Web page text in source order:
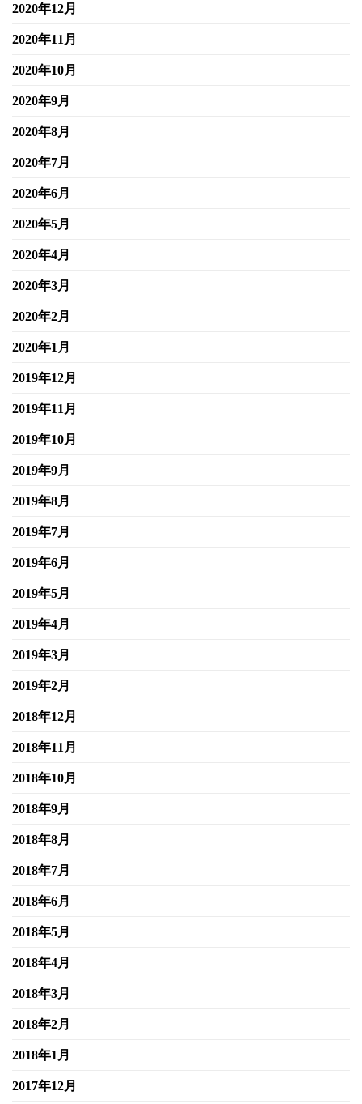
2020年12月
2020年11月
2020年10月
2020年9月
2020年8月
2020年7月
2020年6月
2020年5月
2020年4月
2020年3月
2020年2月
2020年1月
2019年12月
2019年11月
2019年10月
2019年9月
2019年8月
2019年7月
2019年6月
2019年5月
2019年4月
2019年3月
2019年2月
2018年12月
2018年11月
2018年10月
2018年9月
2018年8月
2018年7月
2018年6月
2018年5月
2018年4月
2018年3月
2018年2月
2018年1月
2017年12月